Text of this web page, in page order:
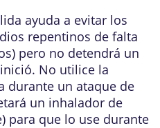
ayuda a evitar los
repentinos de falta
pero no detendrá un
No utilice la
durante un ataque de
un inhalador de
para que lo use durante